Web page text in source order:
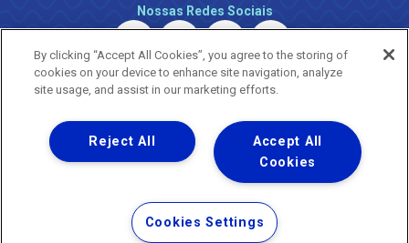
Nossas Redes Sociais
Uma empresa
Copyright ® 2026 - Todos os Direitos Reservados.
Nossa natureza movimenta a vida
Termos Gerais de Uso de Sites e Aplicativos
Política de Privacidade e Proteção de Dados
By clicking “Accept All Cookies”, you agree to the storing of
cookies on your device to enhance site navigation, analyze
site usage, and assist in our marketing efforts.
Accept All
Cookies
Reject All
Cookies Settings